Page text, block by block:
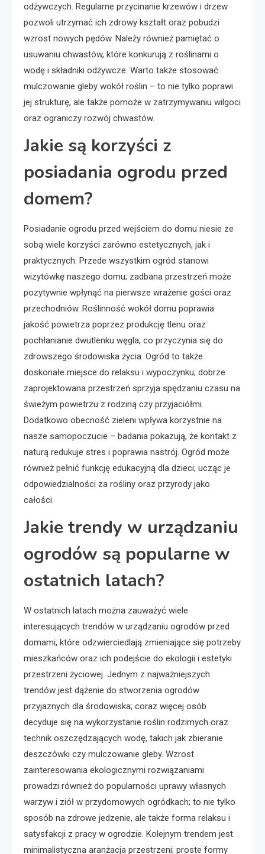
odżywczych. Regularne przycinanie krzewów i drzew
pozwoli utrzymać ich zdrowy kształt oraz pobudzi
wzrost nowych pędów. Należy również pamiętać o
usuwaniu chwastów, które konkurują z roślinami o
wodę i składniki odżywcze. Warto także stosować
mulczowanie gleby wokół roślin – to nie tylko poprawi
jej strukturę, ale także pomoże w zatrzymywaniu wilgoci
oraz ograniczy rozwój chwastów.
Jakie są korzyści z
posiadania ogrodu przed
domem?
Posiadanie ogrodu przed wejściem do domu niesie ze
sobą wiele korzyści zarówno estetycznych, jak i
praktycznych. Przede wszystkim ogród stanowi
wizytówkę naszego domu; zadbana przestrzeń może
pozytywnie wpłynąć na pierwsze wrażenie gości oraz
przechodniów. Roślinność wokół domu poprawia
jakość powietrza poprzez produkcję tlenu oraz
pochłanianie dwutlenku węgla, co przyczynia się do
zdrowszego środowiska życia. Ogród to także
doskonałe miejsce do relaksu i wypoczynku; dobrze
zaprojektowana przestrzeń sprzyja spędzaniu czasu na
świeżym powietrzu z rodziną czy przyjaciółmi.
Dodatkowo obecność zieleni wpływa korzystnie na
nasze samopoczucie – badania pokazują, że kontakt z
naturą redukuje stres i poprawia nastrój. Ogród może
również pełnić funkcję edukacyjną dla dzieci; ucząc je
odpowiedzialności za rośliny oraz przyrody jako
całości.
Jakie trendy w urządzaniu
ogrodów są popularne w
ostatnich latach?
W ostatnich latach można zauważyć wiele
interesujących trendów w urządzaniu ogrodów przed
domami, które odzwierciedlają zmieniające się potrzeby
mieszkańców oraz ich podejście do ekologii i estetyki
przestrzeni życiowej. Jednym z najważniejszych
trendów jest dążenie do stworzenia ogrodów
przyjaznych dla środowiska; coraz więcej osób
decyduje się na wykorzystanie roślin rodzimych oraz
technik oszczędzających wodę, takich jak zbieranie
deszczówki czy mulczowanie gleby. Wzrost
zainteresowania ekologicznymi rozwiązaniami
prowadzi również do popularności uprawy własnych
warzyw i ziół w przydomowych ogródkach; to nie tylko
sposób na zdrowe jedzenie, ale także forma relaksu i
satysfakcji z pracy w ogrodzie. Kolejnym trendem jest
minimalistyczna aranżacja przestrzeni; proste formy